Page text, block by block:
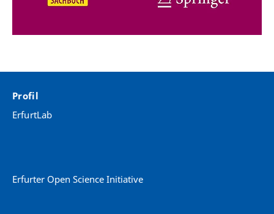
Profil
ErfurtLab
Erfurter Open Science Initiative